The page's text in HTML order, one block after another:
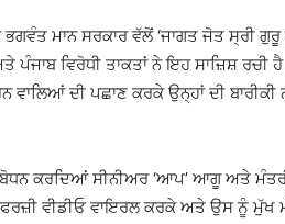
ਮਾਨ ਸਰਕਾਰ ਵੱਲੋਂ ‘ਜਾਗਤ ਜੋਤ ਸ੍ਰੀ ਗੁਰੂ
ਵਿਰੋਧੀ ਤਾਕਤਾਂ ਨੇ ਇਹ ਸਾਜ਼ਿਸ਼ ਰਚੀ
ਦੀ ਪਛਾਣ ਕਰਕੇ ਉਨ੍ਹਾਂ ਦੀ ਬਾਰੀਕੀ
ਕਰਦਿਆਂ ਸੀਨੀਅਰ ‘ਆਪ’ ਆਗੂ ਅਤੇ ਮੰਤਰੀ
ਵੀਡੀਓ ਵਾਇਰਲ ਕਰਕੇ ਅਤੇ ਉਸ ਨੂੰ ਮੁੱਖ